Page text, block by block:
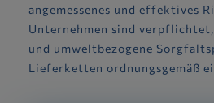
angemessenes und effektives
Unternehmen sind
und umweltbezogene
Lieferketten ordnungsgemäß